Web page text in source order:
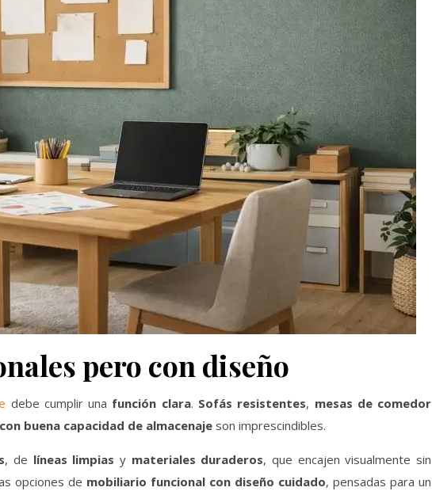
pero con diseño
debe cumplir una función clara. Sofás resistentes, mesas de comedor
buena capacidad de almacenaje son imprescindibles.
, de líneas limpias y materiales duraderos, que encajen visualmente sin
opciones de mobiliario funcional con diseño cuidado, pensadas para un